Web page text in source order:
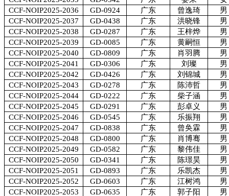
CCF-NOIP2025-2036
GD-0924 广东 曾逸琦
男
CCF-NOIP2025-2037
GD-0438 广东 洪晓锋
男
CCF-NOIP2025-2038
GD-0287 广东 王梓烨
男
CCF-NOIP2025-2039
GD-0085 广东 黄嗣恒
男
CCF-NOIP2025-2040
GD-0809 广东 肖羽腾
男
CCF-NOIP2025-2041
GD-0306 广东 刘璨
男
CCF-NOIP2025-2042
GD-0426 广东 刘锦城
男
CCF-NOIP2025-2043
GD-0278 广东 陈沛哲
男
CCF-NOIP2025-2044
GD-0222 广东 柴子涵
男
CCF-NOIP2025-2045
GD-0291 广东 彭卓义
男
CCF-NOIP2025-2046
GD-0545 广东 乐振翔
男
CCF-NOIP2025-2047
GD-0838 广东 曾奂霖
男
CCF-NOIP2025-2048
GD-0800 广东 肖博骞
男
CCF-NOIP2025-2049
GD-0582 广东 黎伟佳
男
CCF-NOIP2025-2050
GD-0341 广东 陈璟昊
男
CCF-NOIP2025-2051
GD-0893 广东 乐凯杰
男
CCF-NOIP2025-2052
GD-0603 广东 江树鸿
男
CCF-NOIP2025-2053
GD-0635 广东 郭子阳 男